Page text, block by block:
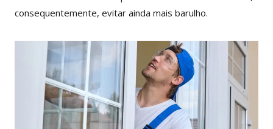
consequentemente, evitar ainda mais barulho.